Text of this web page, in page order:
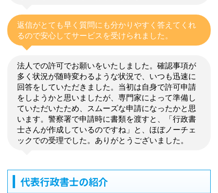
返信がとても早く質問にも分かりやすく答えてくれ
るので安心してサービスを受けられました。
法人での許可でお願いをいたしました。確認事項が
多く状況が随時変わるような状況で、いつも迅速に
回答をしていただきました。当初は自身で許可申請
をしようかと思いましたが、専門家によって準備し
ていただいたため、スムーズな申請になったかと思
います。警察署で申請時に書類を渡すと、「行政書
士さんが作成しているのですね」と、ほぼノーチェ
ックでの受理でした。ありがとうございました。
代表行政書士の紹介